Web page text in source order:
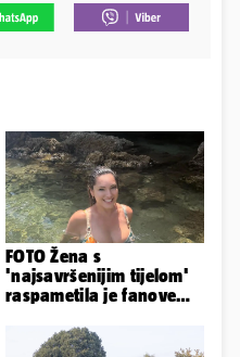
FOTO Žena s
'najsavršenijim tijelom'
raspametila je fanove
plićaka